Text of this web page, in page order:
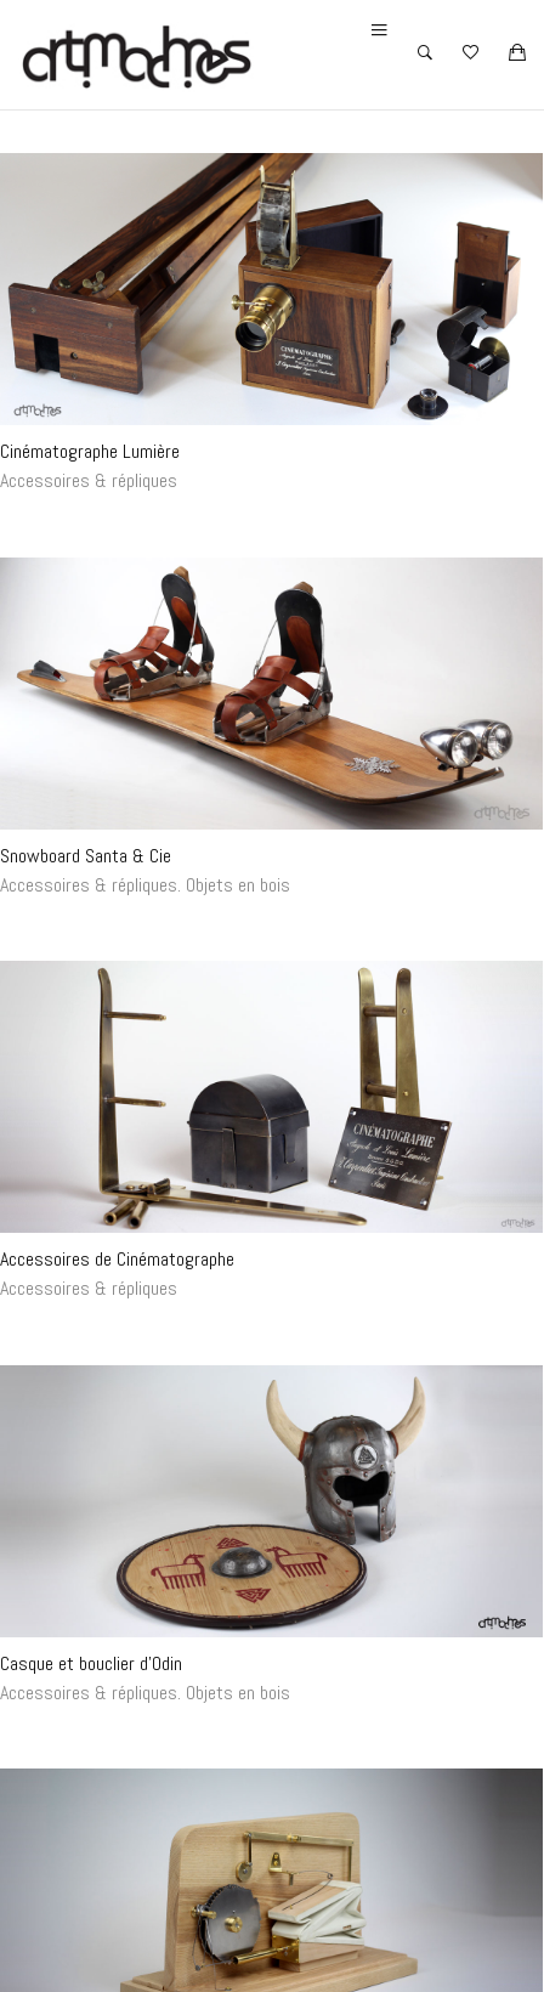
Cinématographe Lumière
Accessoires & répliques
Snowboard Santa & Cie
Accessoires & répliques Objets en bois
Accessoires de Cinématographe
Accessoires & répliques
Casque et bouclier d’Odin
Accessoires & répliques Objets en bois